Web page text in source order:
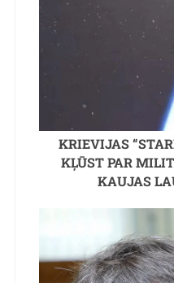
KRIEVIJAS
KĻŪST PAR
KAUJAS